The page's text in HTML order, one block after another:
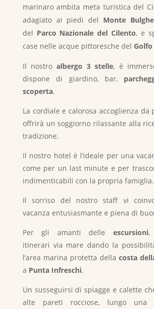
marinaro ambita meta turistica del
adagiato ai piedi del Monte
del Parco Nazionale del Cilento, e
case nelle acque pittoresche del
Il nostroalbergo 3 stelle, è
dispone di giardino, bar,
scoperta.
La cordiale e calorosa accoglienza da
offrirà un soggiorno rilassante alla
tradizione.
Il nostro hotel è l’ideale per una
come per un last minute e per
indimenticabili con la propria famiglia.
Il sorriso del nostro staff vi
vacanza entusiasmante e piena di
Per gli amanti delle escursioni,
itinerari via mare dando la
l’area marina protetta dellacosta
a Punta Infreschi.
Un susseguirsi di spiagge e calette
alte pareti rocciose, lungo una